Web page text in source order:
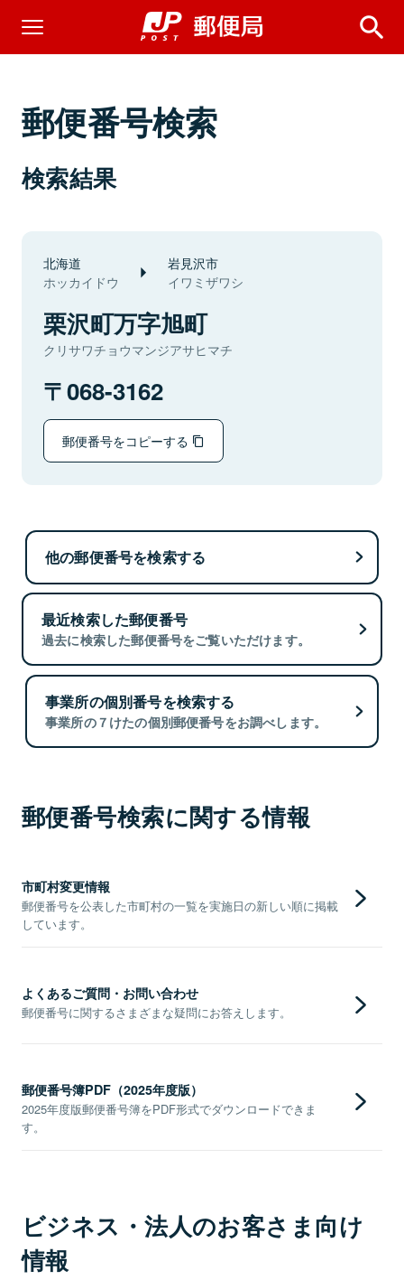
郵便番号検索
検索結果
北海道
ホッカイドウ
岩見沢市
イワミザワシ
栗沢町万字旭町
クリサワチョウマンジアサヒマチ
068-3162
郵便番号をコピーする
他の郵便番号を検索する
最近検索した郵便番号
過去に検索した郵便番号をご覧いただけます。
事業所の個別番号を検索する
事業所の７けたの個別郵便番号をお調べします。
郵便番号検索に関する情報
市町村変更情報
郵便番号を公表した市町村の一覧を実施日の新しい順に掲載
しています。
よくあるご質問・お問い合わせ
郵便番号に関するさまざまな疑問にお答えします。
郵便番号簿PDF（2025年度版）
2025年度版郵便番号簿をPDF形式でダウンロードできま
す。
ビジネス・法人のお客さま向け
情報